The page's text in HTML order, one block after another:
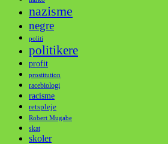
nazisme
negre
politi
politikere
profit
prostitution
racebiologi
racisme
retspleje
Robert Mugabe
skat
skoler